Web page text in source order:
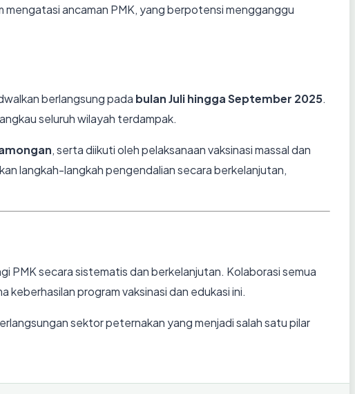
mengatasi ancaman PMK, yang berpotensi mengganggu
berlangsung pada bulan Juli hingga September 2025.
seluruh wilayah terdampak.
, serta diikuti oleh pelaksanaan vaksinasi massal dan
langkah-langkah pengendalian secara berkelanjutan,
PMK secara sistematis dan berkelanjutan. Kolaborasi semua
program vaksinasi dan edukasi ini.
sektor peternakan yang menjadi salah satu pilar